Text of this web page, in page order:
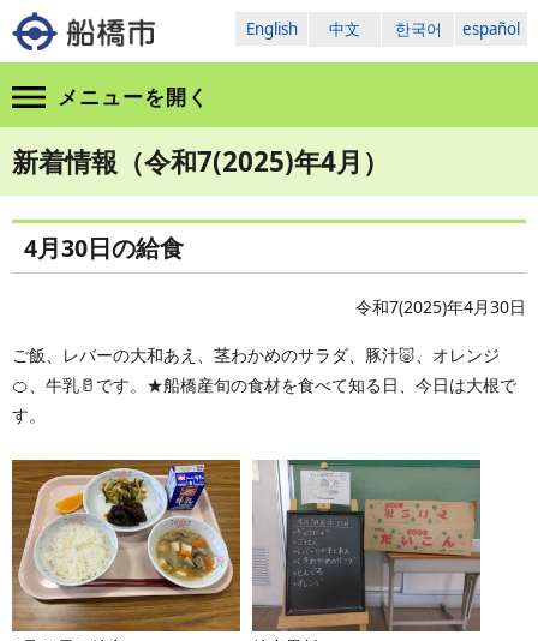
English 中文 한국어 español
メニューを開く
新着情報（令和7(2025)年4月）
4月30日の給食
令和7(2025)年4月30日
ご飯、レバーの大和あえ、茎わかめのサラダ、豚汁🐷、オレンジ
🍊、牛乳🥛です。★船橋産旬の食材を食べて知る日、今日は大根で
す。